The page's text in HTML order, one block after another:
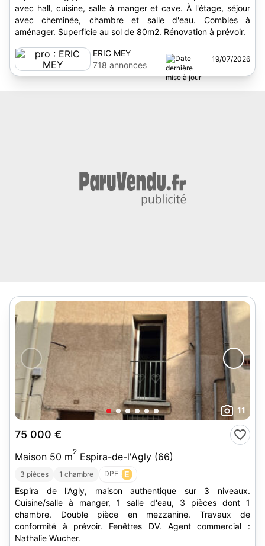
avec hall, cuisine, salle à manger et cave. À l'étage, séjour
avec cheminée, chambre et salle d'eau. Combles à
aménager. Superficie au sol de 80m2. Rénovation à prévoir.
ERIC MEY
718 annonces
19/07/2026
11
75 000 €
Maison 50 m2 Espira-de-l'Agly (66)
3 pièces 1 chambre DPE : E
Espira de l'Agly, maison authentique sur 3 niveaux.
Cuisine/salle à manger, 1 salle d'eau, 3 pièces dont 1
chambre. Double pièce en mezzanine. Travaux de
conformité à prévoir. Fenêtres DV. Agent commercial :
Nathalie Wucher.